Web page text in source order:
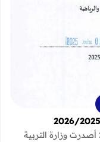
عن مقرر تنظيم السنة الدراسية
مقرر تنظيم السنة الدراسية 2026/2025 أصدرت وزارة التربية